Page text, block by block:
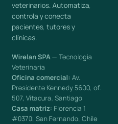
veterinarios. Automatiza,
controla y conecta
pacientes, tutores y
clínicas.
Wirelan SPA — Tecnología
Veterinaria
Oficina comercial: Av.
Presidente Kennedy 5600, of.
507, Vitacura, Santiago
Casa matriz: Florencia 1
#0370, San Fernando, Chile